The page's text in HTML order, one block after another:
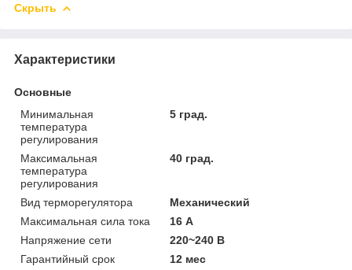
Скрыть
Характеристики
Основные
Минимальная
температура
регулирования
5 град.
Максимальная
температура
регулирования
40 град.
Вид терморегулятора
Механический
Максимальная сила тока
16 А
Напряжение сети
220~240 В
Гарантийный срок
12 мес